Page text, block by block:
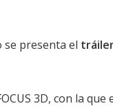
se presenta el
3D, con la que